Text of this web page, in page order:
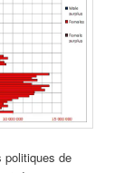
politiques de